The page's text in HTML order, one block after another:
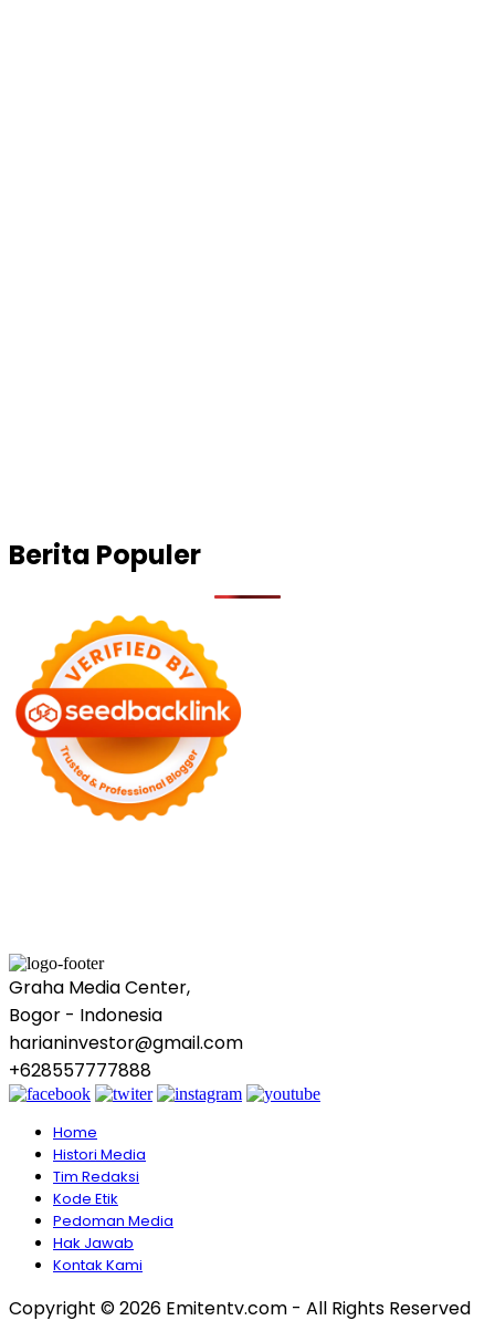
Berita Populer
Graha Media Center,
Bogor - Indonesia
harianinvestor@gmail.com
+628557777888
Home
Histori Media
Tim Redaksi
Kode Etik
Pedoman Media
Hak Jawab
Kontak Kami
Copyright © 2026 Emitentv.com - All Rights Reserved